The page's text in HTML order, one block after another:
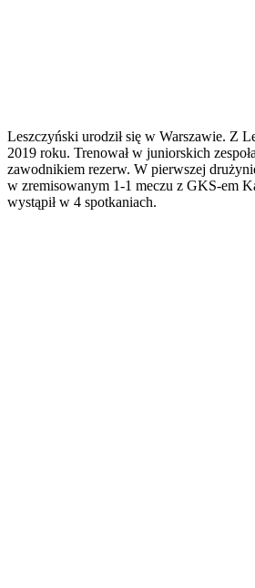
Leszczyński urodził się w Warszawie. Z
2019 roku. Trenował w juniorskich
zawodnikiem rezerw. W pierwszej
w zremisowanym 1-1 meczu z GKS-em
wystąpił w 4 spotkaniach.